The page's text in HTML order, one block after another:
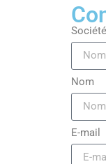
Société
Nom
E-mail